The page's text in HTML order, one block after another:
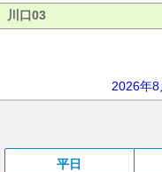
川口03
2026年
平日